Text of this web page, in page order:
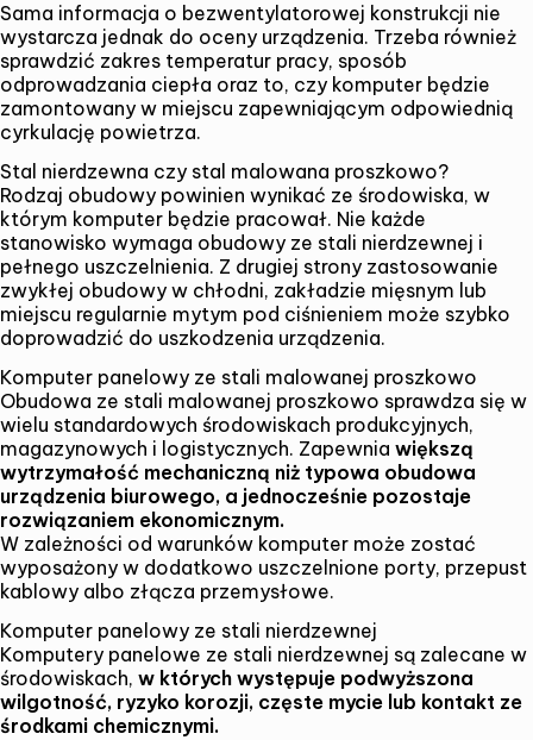
Sama informacja o bezwentylatorowej konstrukcji nie
wystarcza jednak do oceny urządzenia. Trzeba również
sprawdzić zakres temperatur pracy, sposób
odprowadzania ciepła oraz to, czy komputer będzie
zamontowany w miejscu zapewniającym odpowiednią
cyrkulację powietrza.
Stal nierdzewna czy stal malowana proszkowo?
Rodzaj obudowy powinien wynikać ze środowiska, w
którym komputer będzie pracował. Nie każde
stanowisko wymaga obudowy ze stali nierdzewnej i
pełnego uszczelnienia. Z drugiej strony zastosowanie
zwykłej obudowy w chłodni, zakładzie mięsnym lub
miejscu regularnie mytym pod ciśnieniem może szybko
doprowadzić do uszkodzenia urządzenia.
Komputer panelowy ze stali malowanej proszkowo
Obudowa ze stali malowanej proszkowo sprawdza się w
wielu standardowych środowiskach produkcyjnych,
magazynowych i logistycznych. Zapewnia większą
wytrzymałość mechaniczną niż typowa obudowa
urządzenia biurowego, a jednocześnie pozostaje
rozwiązaniem ekonomicznym.
W zależności od warunków komputer może zostać
wyposażony w dodatkowo uszczelnione porty, przepust
kablowy albo złącza przemysłowe.
Komputer panelowy ze stali nierdzewnej
Komputery panelowe ze stali nierdzewnej są zalecane w
środowiskach, w których występuje podwyższona
wilgotność, ryzyko korozji, częste mycie lub kontakt ze
środkami chemicznymi.